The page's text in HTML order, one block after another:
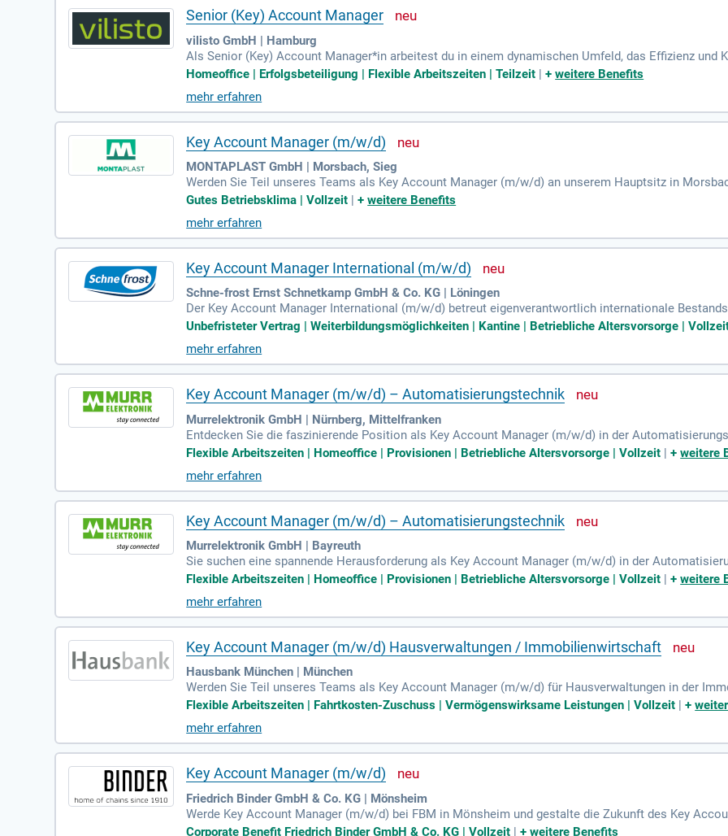
Senior (Key) Account Manager
vilisto GmbH | Hamburg
Als Senior (Key) Account Manager*in arbeitest du in einem dynamischen Umfeld, das Effizienz und
ng, Customer Success und der Geschäftsführung, um Potenziale schnell zu identifizieren und
nken den Energieverbrauch und CO₂-Emissionen um bis zu 32%. Damit verbessern wir die Effizienz
m Klimaschutz bei. Seit 2016 vertrauen über 350 Unternehmen und öffentliche Einrichtungen auf
watt unterstützen wir die Wärmewende und formen eine nachhaltige Zukunft für alle.
Homeoffice | Erfolgsbeteiligung | Flexible Arbeitszeiten | Teilzeit |+weitere Benefits
mehr erfahren
Key Account Manager (m/w/d)
MONTAPLAST GmbH | Morsbach, Sieg
Werden Sie Teil unseres Teams als Key Account Manager (m/w/d) an unserem Hauptsitz in
er Schlüsselposition gestalten Sie aktiv den Erfolg unserer wichtigsten Kunden. Ihre Hauptaufgabe
f. Gemeinsam mit interdisziplinären Teams begleiten Sie Projekte von der Anfrage bis zur
zpotenzial zu erschließen und den Unternehmenserfolg langfristig zu sichern. Bewerben Sie sich
Gutes Betriebsklima | Vollzeit |+weitere Benefits
mehr erfahren
Key Account Manager International (m/w/d)
Schne-frost Ernst Schnetkamp GmbH & Co. KG | Löningen
Der Key Account Manager International (m/w/d) betreut eigenverantwortlich internationale
inen Aufgaben gehören die Steuerung des Exportgeschäfts und die Umsetzung von
sowie Erfahrung im internationalen Vertrieb, insbesondere in der FMCG-Branche, erforderlich.
tnisse sowie eine hohe Kundenorientierung sind ebenfalls wichtig. Zudem sollte der Kandidat bereit
Unbefristeter Vertrag | Weiterbildungsmöglichkeiten | Kantine | Betriebliche Altersvorsorge |
mehr erfahren
Key Account Manager (m/w/d) – Automatisierungstechnik
Murrelektronik GmbH | Nürnberg, Mittelfranken
Entdecken Sie die faszinierende Position als Key Account Manager (m/w/d) in der
amberg. In dieser Vollzeitstelle profitieren Sie von flexiblen Arbeitszeiten und der Möglichkeit, im
st die Betreuung namhafter Key-Kunden, einschließlich eines DAX-Unternehmens. Sie entwickeln
eren neue Geschäftsfelder in der Maschinenbaubranche. Zudem arbeiten Sie eng mit dem Solution
rschaften zu sichern. Voraussetzungen sind ein abgeschlossenes Studium in
Flexible Arbeitszeiten | Homeoffice | Provisionen | Betriebliche Altersvorsorge | Vollzeit |+weitere
mehr erfahren
Key Account Manager (m/w/d) – Automatisierungstechnik
Murrelektronik GmbH | Bayreuth
Sie suchen eine spannende Herausforderung als Key Account Manager (m/w/d) in der
rbeitszeiten, inklusive Home Office, betreuen Sie entscheidende Key-Kunden im Raum Nürnberg,
n den strategischen Erhalt und den Ausbau bestehender Kundenbeziehungen, um Umsatz und
fizieren Sie neue Geschäftsfelder und setzen Vertriebsstrategien in Zusammenarbeit mit Solution
eschlossenes Studium in Automatisierungstechnik, Elektrotechnik oder Mechatronik ist
Flexible Arbeitszeiten | Homeoffice | Provisionen | Betriebliche Altersvorsorge | Vollzeit |+weitere
mehr erfahren
Key Account Manager (m/w/d) Hausverwaltungen / Immobilienwirtschaft
Hausbank München | München
Werden Sie Teil unseres Teams als Key Account Manager (m/w/d) für Hausverwaltungen in der
ührende genossenschaftliche Spezialbank in München, die über 300 Mitarbeiter zählt. Wir
0 Urlaubstage und flexible Arbeitszeiten. Zudem bieten wir Fahrtkostenübernahme,
Nutzen Sie die Chance auf umfangreiche Fort- und Weiterbildungen in einem etablierten
Flexible Arbeitszeiten | Fahrtkosten-Zuschuss | Vermögenswirksame Leistungen | Vollzeit |+
mehr erfahren
Key Account Manager (m/w/d)
Friedrich Binder GmbH & Co. KG | Mönsheim
Werde Key Account Manager (m/w/d) bei FBM in Mönsheim und gestalte die Zukunft des Key
en die strategische Betreuung und Beratung internationaler Bestandskunden sowie die aktive
Corporate Benefit Friedrich Binder GmbH & Co. KG | Vollzeit |+weitere Benefits